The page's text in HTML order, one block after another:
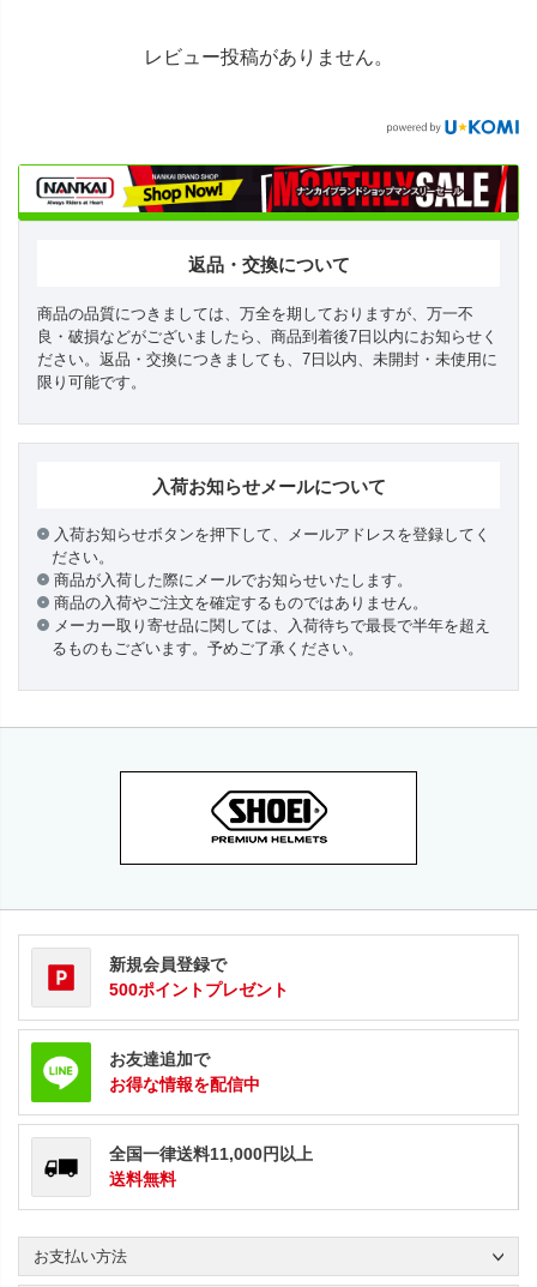
レビュー投稿がありません。
返品・交換について
商品の品質につきましては、万全を期しておりますが、万一不
良・破損などがございましたら、商品到着後7日以内にお知らせく
ださい。返品・交換につきましても、7日以内、未開封・未使用に
限り可能です。
入荷お知らせメールについて
入荷お知らせボタンを押下して、メールアドレスを登録してく
ださい。
商品が入荷した際にメールでお知らせいたします。
商品の入荷やご注文を確定するものではありません。
メーカー取り寄せ品に関しては、入荷待ちで最長で半年を超え
るものもございます。予めご了承ください。
新規会員登録で
500ポイントプレゼント
お友達追加で
お得な情報を配信中
全国一律送料11,000円以上
送料無料
お支払い方法